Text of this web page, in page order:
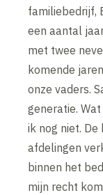
familiebedrijf,
een aantal
met twee
komende
onze vaders.
generatie.
ik nog niet.
afdelingen
binnen het
mijn recht